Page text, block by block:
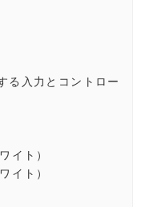
る入力とコントロー
イト）
イト）